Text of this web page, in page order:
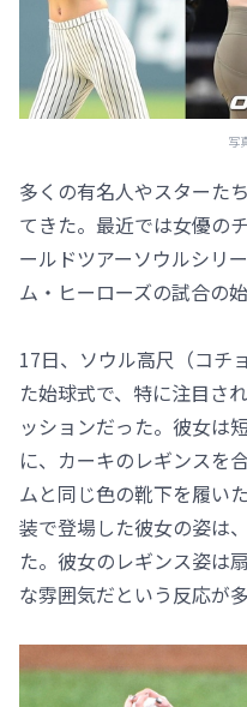
写
多くの有名人やスターた
てきた。最近では女優の
ールドツアーソウルシリ
ム・ヒーローズの試合の
17日、ソウル高尺（コチ
た始球式で、特に注目さ
ッションだった。彼女は
に、カーキのレギンスを
ムと同じ色の靴下を履い
装で登場した彼女の姿は
た。彼女のレギンス姿は
な雰囲気だという反応が